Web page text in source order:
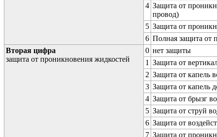
4 Защита от
провод)
5 Защита от
6 Полная защита от
Вторая цифра
защита от проникновения жидкостей
0 нет защиты
1 Защита от
2 Защита от капель
3 Защита от капель
4 Защита от брызг
5 Защита от струй
6 Защита от
7 Защита от